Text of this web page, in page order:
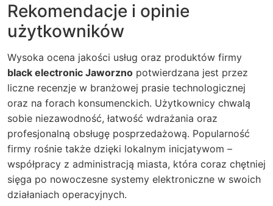
Rekomendacje i opinie
użytkowników
Wysoka ocena jakości usług oraz produktów firmy
black electronic Jaworzno potwierdzana jest przez
liczne recenzje w branżowej prasie technologicznej
oraz na forach konsumenckich. Użytkownicy chwalą
sobie niezawodność, łatwość wdrażania oraz
profesjonalną obsługę posprzedażową. Popularność
firmy rośnie także dzięki lokalnym inicjatywom –
współpracy z administracją miasta, która coraz chętniej
sięga po nowoczesne systemy elektroniczne w swoich
działaniach operacyjnych.